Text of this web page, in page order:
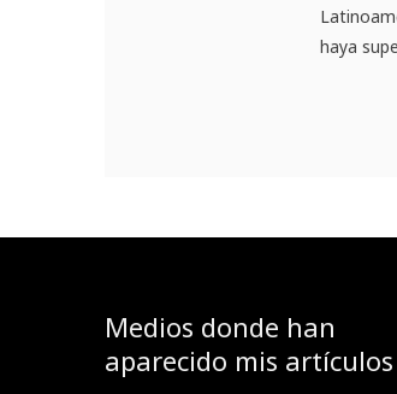
haya
Medios donde han
aparecido mis artículos